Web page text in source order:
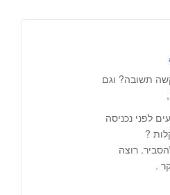
תשובה? וגם
לפני נכניסה
?
רוצה
.